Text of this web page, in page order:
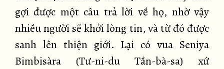
gợi được một câu trả lời về họ, nhờ vậy
nhiều người sẽ khởi lòng tin, và từ đó được
sanh lên thiện giới. Lại có vua Seniya
Bimbisàra (Tư-ni-du Tần-bà-sa) xứ